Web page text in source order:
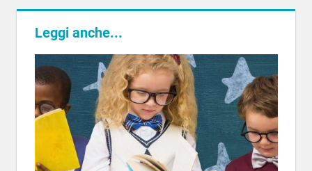
Leggi anche...